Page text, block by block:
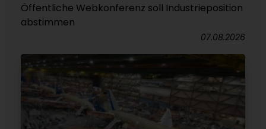
Öffentliche Webkonferenz soll Industrieposition
abstimmen
07.08.2026